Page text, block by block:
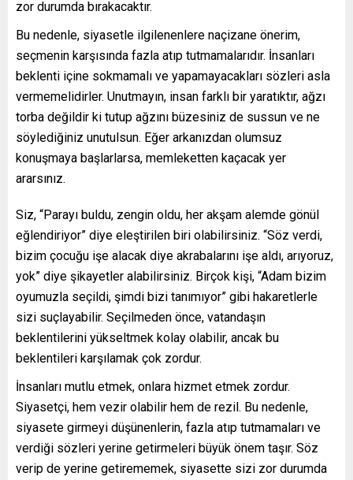
zor durumda bırakacaktır.
Bu nedenle, siyasetle ilgilenenlere naçizane önerim,
seçmenin karşısında fazla atıp tutmamalarıdır. İnsanları
beklenti içine sokmamalı ve yapamayacakları sözleri asla
vermemelidirler. Unutmayın, insan farklı bir yaratıktır, ağzı
torba değildir ki tutup ağzını büzesiniz de sussun ve ne
söylediğiniz unutulsun. Eğer arkanızdan olumsuz
konuşmaya başlarlarsa, memleketten kaçacak yer
ararsınız.
Siz, “Parayı buldu, zengin oldu, her akşam alemde gönül
eğlendiriyor” diye eleştirilen biri olabilirsiniz. “Söz verdi,
bizim çocuğu işe alacak diye akrabalarını işe aldı, arıyoruz,
yok” diye şikayetler alabilirsiniz. Birçok kişi, “Adam bizim
oyumuzla seçildi, şimdi bizi tanımıyor” gibi hakaretlerle
sizi suçlayabilir. Seçilmeden önce, vatandaşın
beklentilerini yükseltmek kolay olabilir, ancak bu
beklentileri karşılamak çok zordur.
İnsanları mutlu etmek, onlara hizmet etmek zordur.
Siyasetçi, hem vezir olabilir hem de rezil. Bu nedenle,
siyasete girmeyi düşünenlerin, fazla atıp tutmamaları ve
verdiği sözleri yerine getirmeleri büyük önem taşır. Söz
verip de yerine getirememek, siyasette sizi zor durumda